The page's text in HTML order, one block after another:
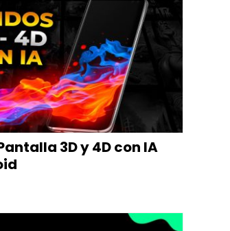
3D y 4D con IA